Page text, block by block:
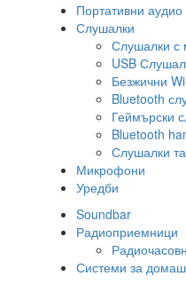
Портативни
Слушалки
Слушалки с
USB
Безжични
Bluetooth
Геймърски
Bluetooth
Слушалки
Микрофони
Уредби
Soundbar
Радиоприемници
Системи за